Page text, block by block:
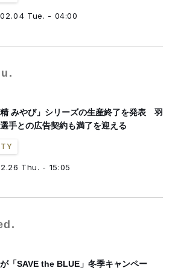
Tue. - 04:00
精 みやび」シリーズの生産終了を発表 羽
手との広告契約も満了を迎える
Thu. - 15:05
「SAVE the BLUE」冬季キャンペー